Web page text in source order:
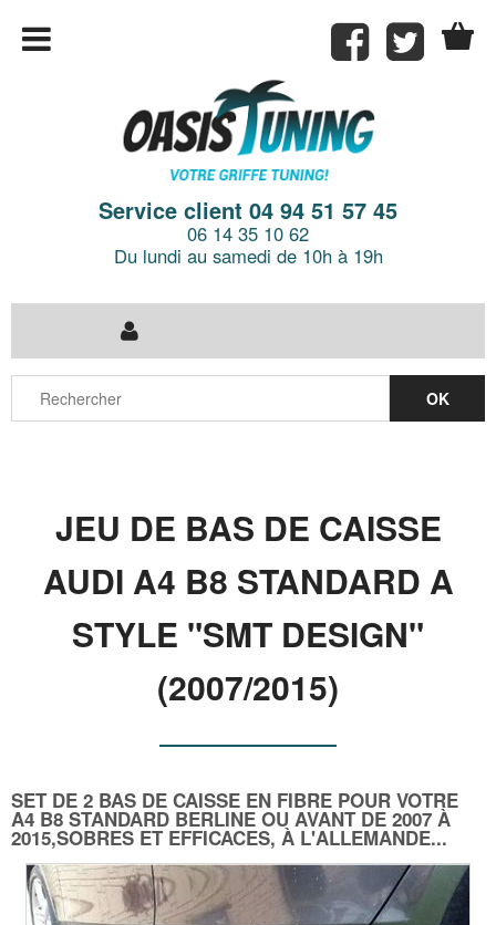
Service client 04 94 51 57 45
06 14 35 10 62
Du lundi au samedi de 10h à 19h
JEU DE BAS DE CAISSE
AUDI A4 B8 STANDARD A
STYLE "SMT DESIGN"
(2007/2015)
SET DE 2 BAS DE CAISSE EN FIBRE POUR VOTRE
A4 B8 STANDARD BERLINE OU AVANT DE 2007 À
2015,SOBRES ET EFFICACES, À L'ALLEMANDE...